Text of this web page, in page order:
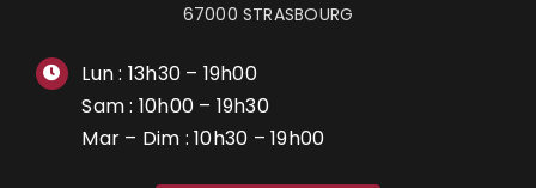
67000 STRASBOURG
Lun : 13h30 – 19h00
Sam : 10h00 – 19h30
Mar – Dim : 10h30 – 19h00